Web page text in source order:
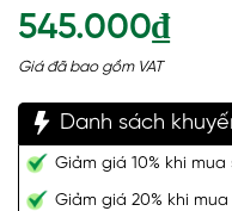
545.000₫
Giá đã bao gồm VAT
Danh sách
Giảm giá 10% khi mua
Giảm giá 20% khi